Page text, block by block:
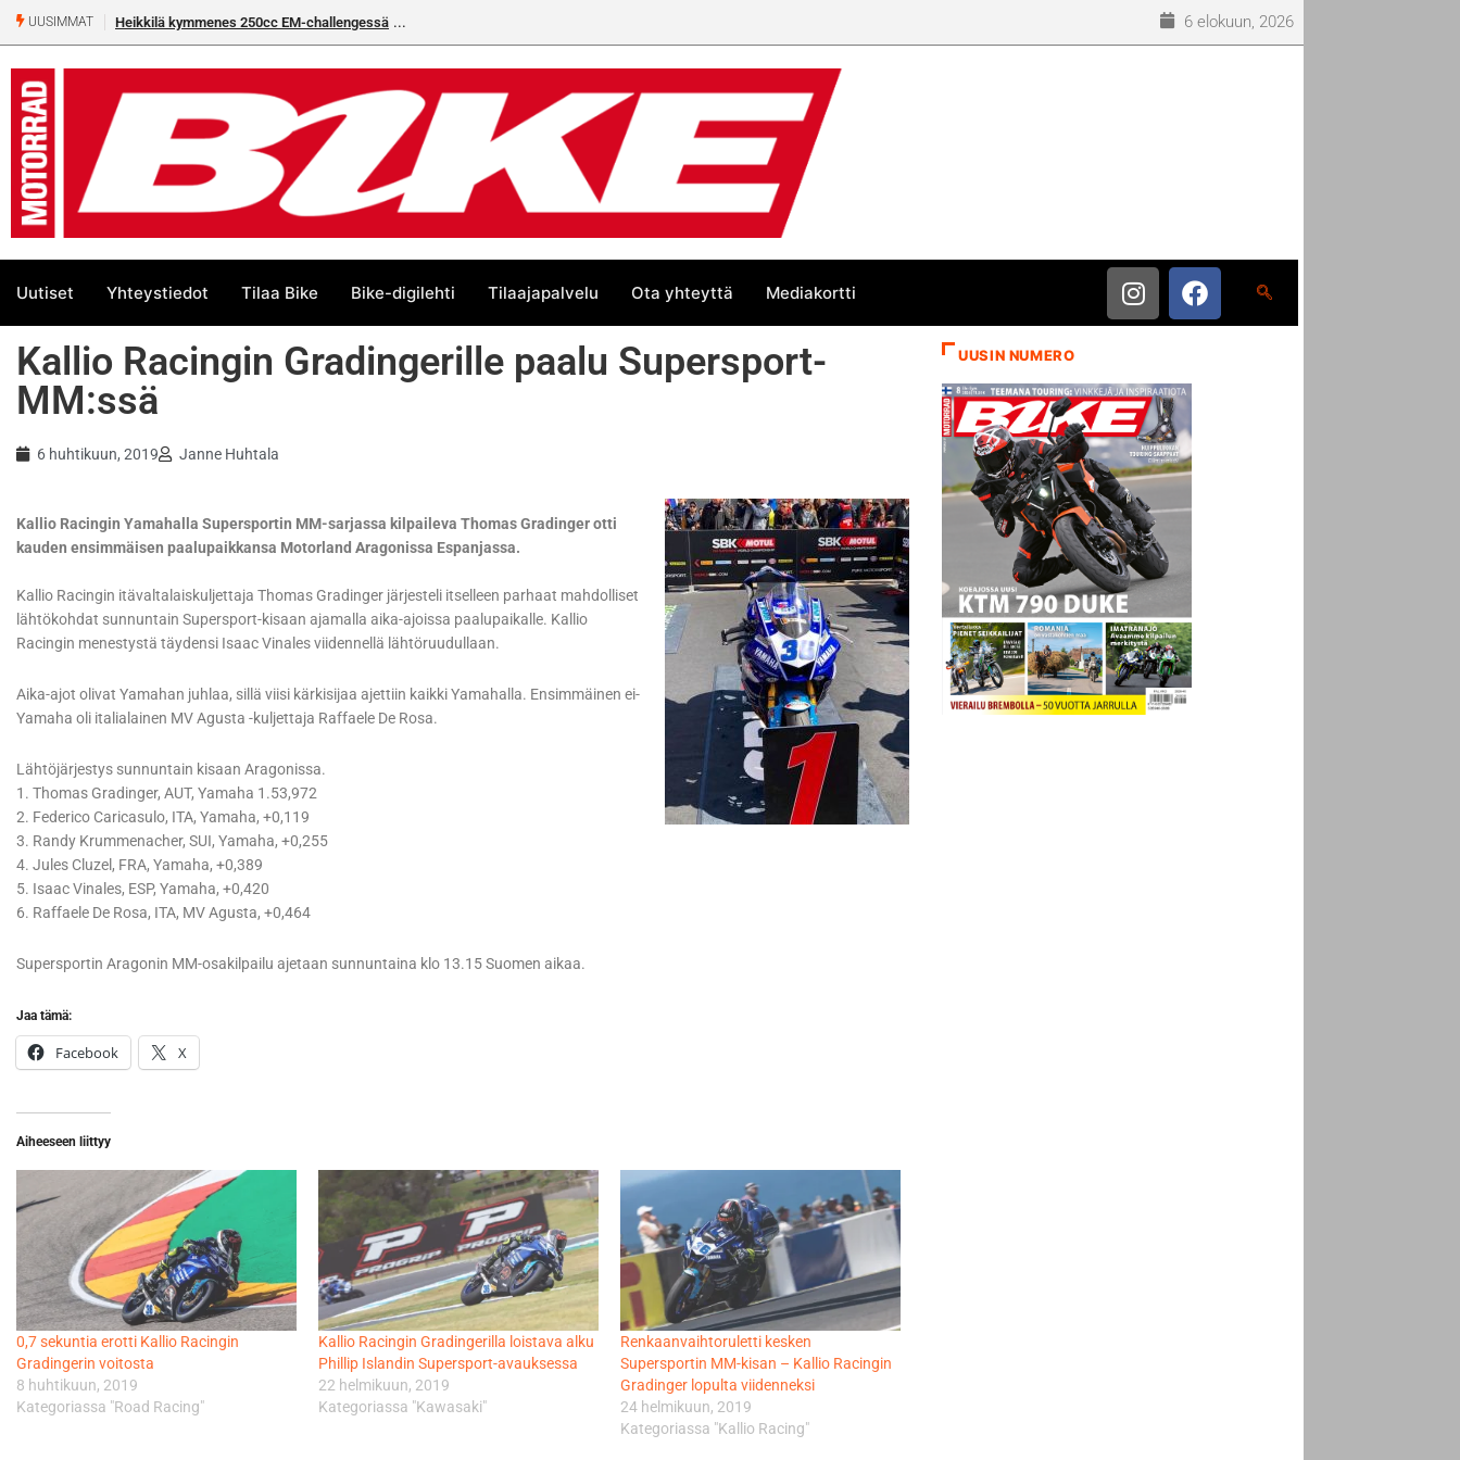
UUSIMMAT Heikkilä kymmenes 250cc EM-challengessä 6 elokuun, 2026
Uutiset Yhteystiedot Tilaa Bike Bike-digilehti Tilaajapalvelu Ota yhteyttä Mediakortti
Kallio Racingin Gradingerille paalu Supersport-
MM:ssä
6 huhtikuun, 2019 Janne Huhtala
Kallio Racingin Yamahalla Supersportin MM-sarjassa kilpaileva Thomas Gradinger otti
kauden ensimmäisen paalupaikkansa Motorland Aragonissa Espanjassa.
Kallio Racingin itävaltalaiskuljettaja Thomas Gradinger järjesteli itselleen parhaat mahdolliset
lähtökohdat sunnuntain Supersport-kisaan ajamalla aika-ajoissa paalupaikalle. Kallio
Racingin menestystä täydensi Isaac Vinales viidennellä lähtöruudullaan.
Aika-ajot olivat Yamahan juhlaa, sillä viisi kärkisijaa ajettiin kaikki Yamahalla. Ensimmäinen ei-
Yamaha oli italialainen MV Agusta -kuljettaja Raffaele De Rosa.
Lähtöjärjestys sunnuntain kisaan Aragonissa.
1. Thomas Gradinger, AUT, Yamaha 1.53,972
2. Federico Caricasulo, ITA, Yamaha, +0,119
3. Randy Krummenacher, SUI, Yamaha, +0,255
4. Jules Cluzel, FRA, Yamaha, +0,389
5. Isaac Vinales, ESP, Yamaha, +0,420
6. Raffaele De Rosa, ITA, MV Agusta, +0,464
Supersportin Aragonin MM-osakilpailu ajetaan sunnuntaina klo 13.15 Suomen aikaa.
Jaa tämä:
Facebook X
Aiheeseen liittyy
0,7 sekuntia erotti Kallio Racingin
Gradingerin voitosta
8 huhtikuun, 2019
Kategoriassa "Road Racing"
Kallio Racingin Gradingerilla loistava alku
Phillip Islandin Supersport-avauksessa
22 helmikuun, 2019
Kategoriassa "Kawasaki"
Renkaanvaihtoruletti kesken
Supersportin MM-kisan – Kallio Racingin
Gradinger lopulta viidenneksi
24 helmikuun, 2019
Kategoriassa "Kallio Racing"
UUSIN NUMERO